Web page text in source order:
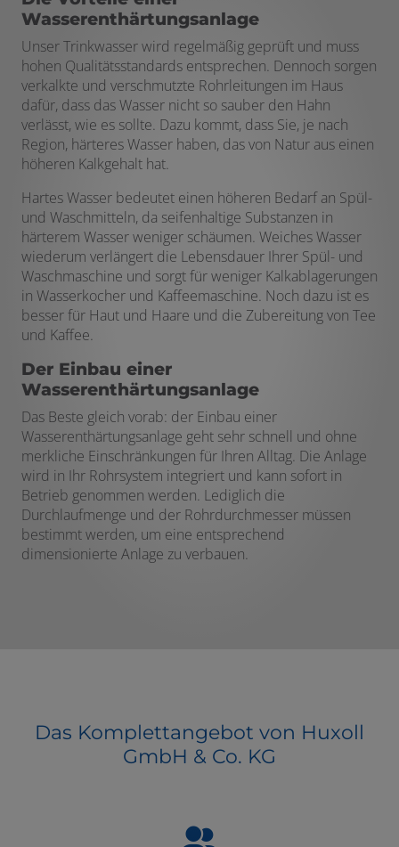
Wasserenthärtungsanlage
Unser Trinkwasser wird regelmäßig geprüft und muss
hohen Qualitätsstandards entsprechen. Dennoch sorgen
verkalkte und verschmutzte Rohrleitungen im Haus
dafür, dass das Wasser nicht so sauber den Hahn
verlässt, wie es sollte. Dazu kommt, dass Sie, je nach
Region, härteres Wasser haben, das von Natur aus einen
höheren Kalkgehalt hat.
Hartes Wasser bedeutet einen höheren Bedarf an Spül-
und Waschmitteln, da seifenhaltige Substanzen in
härterem Wasser weniger schäumen. Weiches Wasser
wiederum verlängert die Lebensdauer Ihrer Spül- und
Waschmaschine und sorgt für weniger Kalkablagerungen
in Wasserkocher und Kaffeemaschine. Noch dazu ist es
besser für Haut und Haare und die Zubereitung von Tee
und Kaffee.
Der Einbau einer
Wasserenthärtungsanlage
Das Beste gleich vorab: der Einbau einer
Wasserenthärtungsanlage geht sehr schnell und ohne
merkliche Einschränkungen für Ihren Alltag. Die Anlage
wird in Ihr Rohrsystem integriert und kann sofort in
Betrieb genommen werden. Lediglich die
Durchlaufmenge und der Rohrdurchmesser müssen
bestimmt werden, um eine entsprechend
dimensionierte Anlage zu verbauen.
Das Komplettangebot von Huxoll
GmbH & Co. KG